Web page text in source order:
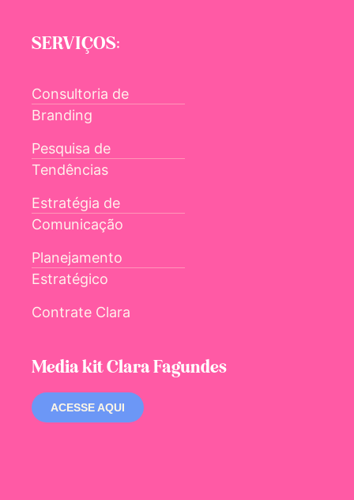
SERVIÇOS:
Consultoria de
Branding
Pesquisa de
Tendências
Estratégia de
Comunicação
Planejamento
Estratégico
Contrate Clara
Media kit Clara Fagundes
ACESSE AQUI